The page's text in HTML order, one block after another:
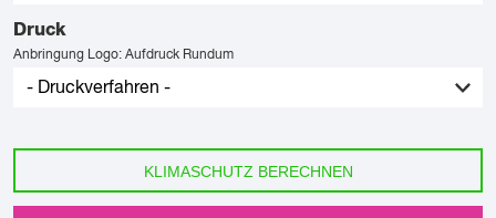
Druck
Anbringung Logo: Aufdruck Rundum
KLIMASCHUTZ BERECHNEN